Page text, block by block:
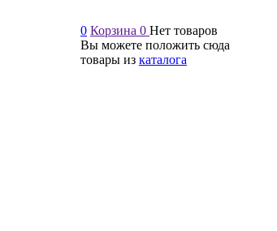
0 Корзина 0 Нет товаров
Вы можете положить сюда
товары из каталога